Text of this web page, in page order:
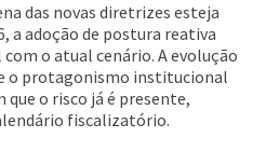
das novas diretrizes esteja
a adoção de postura reativa
o atual cenário. A evolução
o protagonismo institucional
o risco já é presente,
fiscalizatório.